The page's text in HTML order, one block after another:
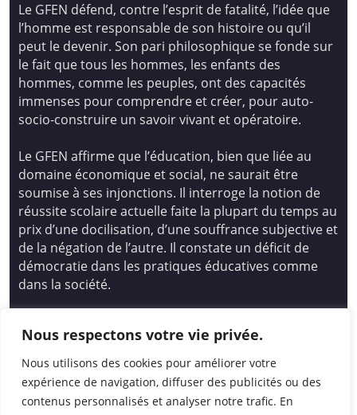
Nous respectons votre vie privée.
Nous utilisons des cookies pour améliorer votre
expérience de navigation, diffuser des publicités ou des
contenus personnalisés et analyser notre trafic. En
Le GFEN défend, contre l’esprit de fatalité, l’idée que
l’homme est responsable de son histoire ou qu’il
peut le devenir. Son pari philosophique se fonde sur
le fait que tous les hommes, les enfants des
hommes, comme les peuples, ont des capacités
immenses pour comprendre et créer, pour auto-
socio-construire un savoir vivant et opératoire.
Le GFEN affirme que l’éducation, bien que liée au
domaine économique et social, ne saurait être
soumise à ses injonctions. Il interroge la notion de
réussite scolaire actuelle faite la plupart du temps au
prix d’une docilisation, d’une souffrance subjective et
de la négation de l’autre. Il constate un déficit de
démocratie dans les pratiques éducatives comme
dans la société.
Nouvelle
14 avenue Spinoza 94200 Ivry Sur Seine
01 46 72 53 17 – gfen@gfen.asso.fr